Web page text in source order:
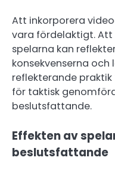
Att inkorporera
vara fördelaktigt.
spelarna kan
konsekvenserna och
reflekterande
för taktisk
beslutsfattande.
Effekten av
beslutsfattande